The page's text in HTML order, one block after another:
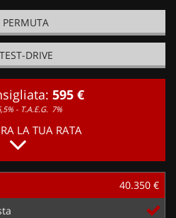
PERMUTA
TEST-DRIVE
595 €
- T.A.E.G. 7%
LA TUA RATA
40.350 €